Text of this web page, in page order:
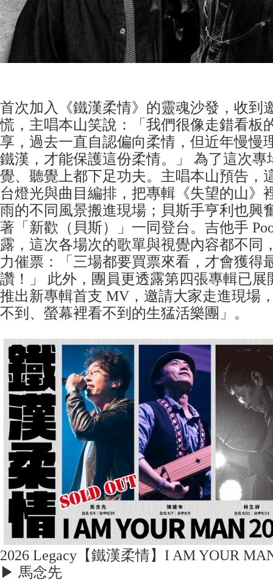
首次加入《鐵漢柔情》的靈魂沙發，收到
慌，主唱本山笑說：「我們很像走錯看板
享，過去一直自認偏向柔情，但近年慢慢
鐵漢，才能保護這份柔情。」 為了這次專
覺、聽覺上都下足功夫。主唱本山預告，
台燈光與曲目編排，把專輯《失望的山》
雨的不同風景搬進現場；貝斯手亨利也興
著「新歡（貝斯）」一同登台。吉他手
露，這次各場次的歌單與視覺內容都不同
力催票：「三場都要買票來看，才會獲得
讚！」 此外，團員更透露第四張專輯已展
推出新專輯首支 MV，邀請大家走進現場
不到、螢幕裡看不到的生猛活樂團」。
2026 Legacy【鐵漢柔情】I AM YOUR
▶ 馬念先